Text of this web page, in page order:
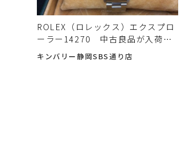
ROLEX（ロレックス）エクスプロ
ーラー14270 中古良品が入荷し
ました
キンバリー静岡SBS通り店